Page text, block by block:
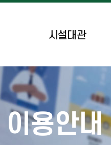
시설대관
공간시설/체육시설
녹색도시체험센터
무장애 차량 예약
이용안내